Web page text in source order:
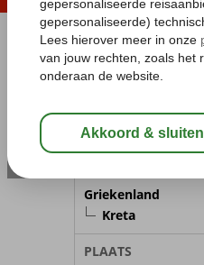
Pakketgarantie
REISGEZELSCHAP
Griekenland
Kreta
PLAATS